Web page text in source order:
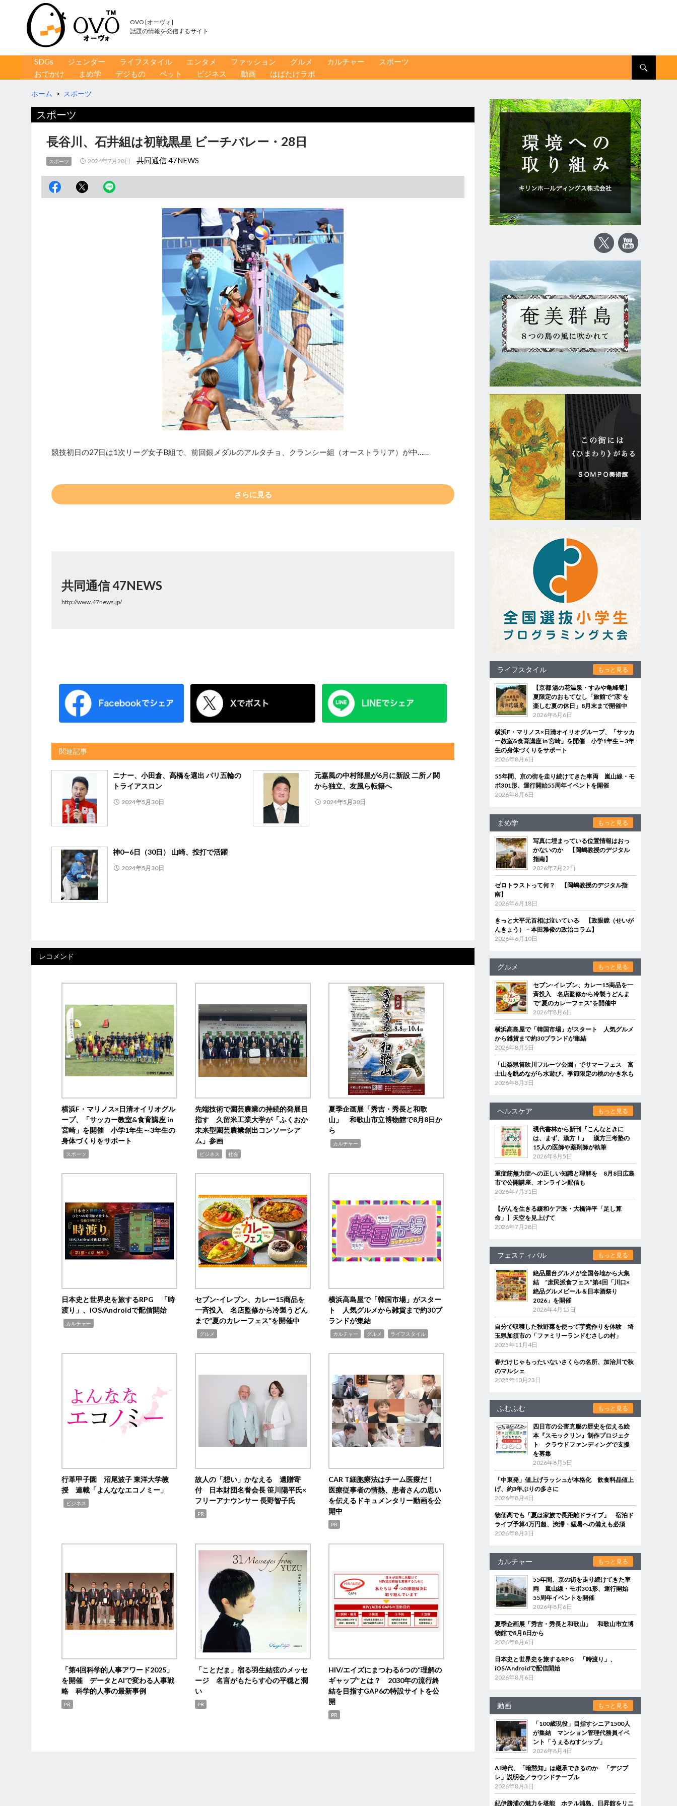
OVO [オーヴォ]
話題の情報を発信するサイト
コンテンツへ移動
SDGs ジェンダー ライフスタイル エンタメ ファッション グルメ カルチャー
スポーツ
おでかけ
まめ学 デジもの ペット ビジネス 動画 はばたけラボ
ホーム > スポーツ
スポーツ
長谷川、石井組は初戦黒星 ビーチバレー・28日
スポーツ 2024年7月28日 共同通信 47NEWS
競技初日の27日は1次リーグ女子B組で、前回銀メダルのアルタチョ、クランシー組（オーストラリア）が中……
さらに見る
共同通信 47NEWS
http://www.47news.jp/
関連記事
ニナー、小田倉、高橋を選出 パリ五輪の
トライアスロン
2024年5月30日
元嘉風の中村部屋が6月に新設 二所ノ関
から独立、友風ら転籍へ
2024年5月30日
神0―6日（30日） 山崎、投打で活躍
2024年5月30日
レコメンド
横浜F・マリノス×日清オイリオグル
ープ、「サッカー教室&食育講座 in
宮崎」を開催 小学1年生～3年生の
身体づくりをサポート
スポーツ
先端技術で園芸農業の持続的発展目
指す 久留米工業大学が「ふくおか
未来型園芸農業創出コンソーシア
ム」参画
ビジネス 社会
夏季企画展「秀吉・秀長と和歌
山」 和歌山市立博物館で8月8日か
ら
カルチャー
日本史と世界史を旅するRPG 「時
渡り」、iOS/Androidで配信開始
カルチャー
セブン‐イレブン、カレー15商品を
一斉投入 名店監修から冷製うどん
まで“夏のカレーフェス”を開催中
グルメ
横浜高島屋で「韓国市場」がスター
ト 人気グルメから雑貨まで約30ブ
ランドが集結
カルチャー グルメ ライフスタイル
行革甲子園 沼尾波子 東洋大学教
授 連載「よんななエコノミー」
ビジネス
故人の「想い」かなえる 遺贈寄
付 日本財団名誉会長 笹川陽平氏×
フリーアナウンサー 長野智子氏
PR
CAR T細胞療法はチーム医療だ！
医療従事者の情熱、患者さんの思い
を伝えるドキュメンタリー動画を公
開中
PR
「第4回科学的人事アワード2025」
を開催 データとAIで変わる人事戦
略 科学的人事の最新事例
PR
「ことだま」宿る羽生結弦のメッセ
ージ 名言がもたらす心の平穏と潤
い
PR
HIV/エイズにまつわる6つの“理解の
ギャップ”とは？ 2030年の流行終
結を目指すGAP6の特設サイトを公
開
PR
ライフスタイル もっと見る
【京都 湯の花温泉・すみや亀峰菴】
夏限定のおもてなし「旅館で“涼”を
楽しむ夏の休日」8月末まで開催中
2026年8月6日
横浜F・マリノス×日清オイリオグループ、「サッカ
ー教室&食育講座 in 宮崎」を開催 小学1年生～3年
生の身体づくりをサポート
2026年8月6日
55年間、京の街を走り続けてきた車両 嵐山線・モ
ボ301形、運行開始55周年イベントを開催
2026年8月6日
まめ学 もっと見る
写真に埋まっている位置情報はおっ
かないのか 【岡嶋教授のデジタル
指南】
2026年7月22日
ゼロトラストって何？ 【岡嶋教授のデジタル指
南】
2026年6月18日
きっと大平元首相は泣いている 【政眼鏡（せいが
んきょう）－本田雅俊の政治コラム】
2026年6月10日
グルメ もっと見る
セブン‐イレブン、カレー15商品を一
斉投入 名店監修から冷製うどんま
で“夏のカレーフェス”を開催中
2026年8月6日
横浜高島屋で「韓国市場」がスタート 人気グルメ
から雑貨まで約30ブランドが集結
2026年8月5日
「山梨県笛吹川フルーツ公園」でサマーフェス 富
士山を眺めながら水遊び、季節限定の桃のかき氷も
2026年8月3日
ヘルスケア もっと見る
現代書林から新刊『こんなときに
は、まず、漢方！』 漢方三考塾の
15人の医師や薬剤師が執筆
2026年8月5日
重症筋無力症への正しい知識と理解を 8月8日広島
市で公開講座、オンライン配信も
2026年7月31日
【がんを生きる緩和ケア医・大橋洋平「足し算
命」】天空を見上げて
2026年7月28日
フェスティバル もっと見る
絶品屋台グルメが全国各地から大集
結 “庶民派食フェス”第4回「川口×
絶品グルメビール＆日本酒祭り
2026」を開催
2026年4月15日
自分で収穫した秋野菜を使って芋煮作りを体験 埼
玉県加須市の「ファミリーランドむさしの村」
2025年11月4日
春だけじゃもったいないさくらの名所、加治川で秋
のマルシェ
2025年10月23日
ふむふむ もっと見る
四日市の公害克服の歴史を伝える絵
本『スモックリン』制作プロジェク
ト クラウドファンディングで支援
を募集
2026年8月5日
「中東発」値上げラッシュが本格化 飲食料品値上
げ、約3年ぶりの多さに
2026年8月4日
物価高でも「夏は家族で長距離ドライブ」 宿泊ド
ライブ予算4万円超、渋滞・猛暑への備えも必須
2026年8月3日
カルチャー もっと見る
55年間、京の街を走り続けてきた車
両 嵐山線・モボ301形、運行開始
55周年イベントを開催
2026年8月6日
夏季企画展「秀吉・秀長と和歌山」 和歌山市立博
物館で8月8日から
2026年8月6日
日本史と世界史を旅するRPG 「時渡り」、
iOS/Androidで配信開始
2026年8月6日
動画 もっと見る
「100歳現役」目指すシニア1500人
が集結 マンション管理代務員イベ
ント「うぇるねすシップ」
2026年8月4日
AI時代、「暗黙知」は継承できるのか 「デジブ
レ」説明会／ラウンドテーブル
2026年8月3日
紀伊勝浦の魅力を堪能 ホテル浦島、日昇館をリニ